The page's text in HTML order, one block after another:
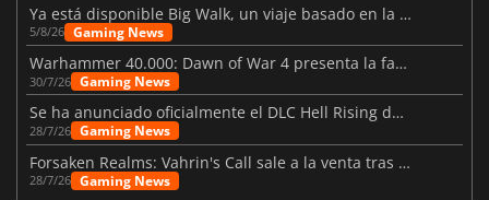
Ya está disponible Big Walk, un viaje basado en la amistad
5/8/26 Gaming News
Warhammer 40.000: Dawn of War 4 presenta la facción de los Necrones
30/7/26 Gaming News
Se ha anunciado oficialmente el DLC Hell Rising de Nioh 3
28/7/26 Gaming News
Forsaken Realms: Vahrin's Call sale a la venta tras una década
28/7/26 Gaming News